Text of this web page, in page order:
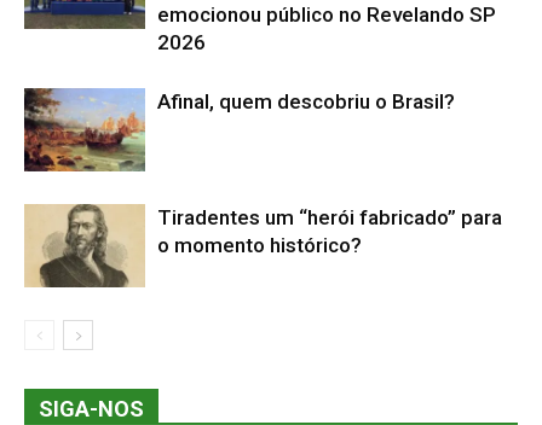
emocionou público no Revelando SP
2026
Afinal, quem descobriu o Brasil?
Tiradentes um “herói fabricado” para
o momento histórico?
SIGA-NOS